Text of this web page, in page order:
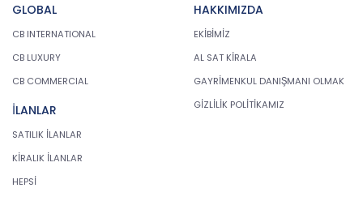
GLOBAL
CB INTERNATIONAL
CB LUXURY
CB COMMERCIAL
İLANLAR
SATILIK İLANLAR
KİRALIK İLANLAR
HEPSİ
HAKKIMIZDA
EKİBİMİZ
AL SAT KİRALA
GAYRİMENKUL DANIŞMANI OLMAK
GİZLİLİK POLİTİKAMIZ